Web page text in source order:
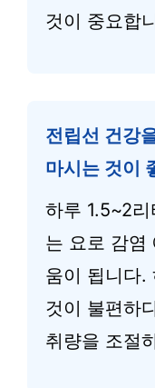
것이 중요합
전립선 건강
마시는 것이
하루 1.5~2
는 요로 감염
움이 됩니다.
것이 불편하
취량을 조절